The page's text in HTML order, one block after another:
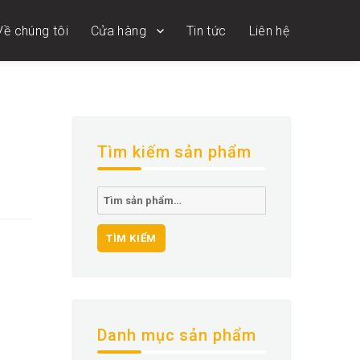
chúng tôi Cửa hàng Tin tức Liên hệ
Tìm kiếm sản phẩm
Tìm
kiếm:
TÌM KIẾM
Danh mục sản phẩm